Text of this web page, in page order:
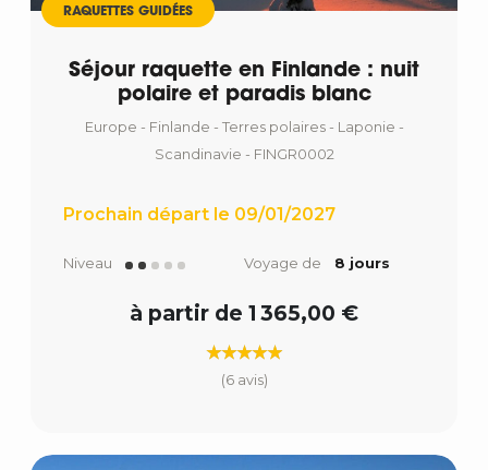
RAQUETTES GUIDÉES
Séjour raquette en Finlande : nuit
polaire et paradis blanc
Europe - Finlande - Terres polaires - Laponie -
Scandinavie - FINGR0002
Prochain départ le 09/01/2027
Niveau Voyage de 8 jours
à partir de 1 365,00 €
(6 avis)